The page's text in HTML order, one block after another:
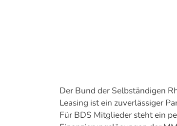
Der Bund der Selbständigen
Leasing ist ein zuverlässiger
Für BDS Mitglieder steht ein